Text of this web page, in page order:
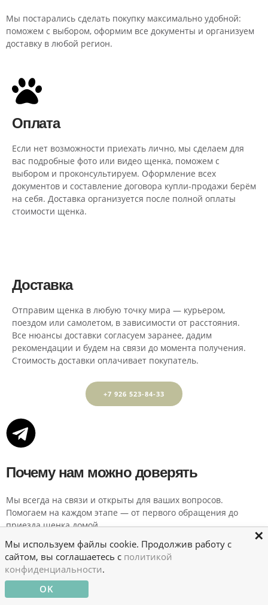
Мы постарались сделать покупку максимально удобной:
поможем с выбором, оформим все документы и организуем
доставку в любой регион.
Оплата
Если нет возможности приехать лично, мы сделаем для
вас подробные фото или видео щенка, поможем с
выбором и проконсультируем. Оформление всех
документов и составление договора купли-продажи берём
на себя. Доставка организуется после полной оплаты
стоимости щенка.
Доставка
Отправим щенка в любую точку мира — курьером,
поездом или самолетом, в зависимости от расстояния.
Все нюансы доставки согласуем заранее, дадим
рекомендации и будем на связи до момента получения.
Стоимость доставки оплачивает покупатель.
+7 926 523-84-33
Почему нам можно доверять
Мы всегда на связи и открыты для ваших вопросов.
Помогаем на каждом этапе — от первого обращения до
приезда щенка домой.
✕
Мы используем файлы cookie. Продолжив работу с
сайтом, вы соглашаетесь с политикой
конфиденциальности.
OK